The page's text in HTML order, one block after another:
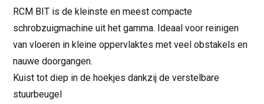
RCM BIT is de kleinste en meest compacte
schrobzuigmachine uit het gamma. Ideaal voor reinigen
van vloeren in kleine oppervlaktes met veel obstakels en
nauwe doorgangen.
Kuist tot diep in de hoekjes dankzij de verstelbare
stuurbeugel